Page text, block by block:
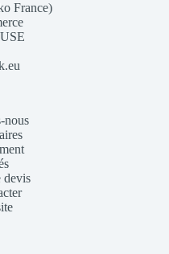
France)
nous
devis